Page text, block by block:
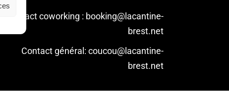
Contact coworking : booking@lacantine-
brest.net
Contact général: coucou@lacantine-
brest.net